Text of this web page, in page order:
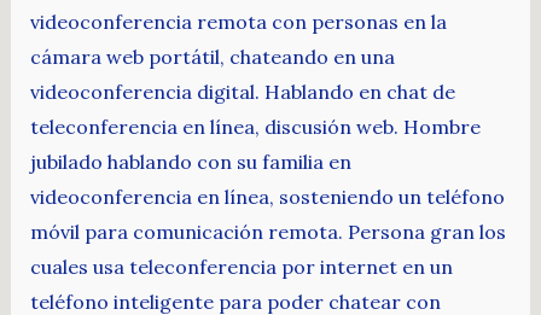
videoconferencia remota con personas en la
cámara web portátil, chateando en una
videoconferencia digital. Hablando en chat de
teleconferencia en línea, discusión web. Hombre
jubilado hablando con su familia en
videoconferencia en línea, sosteniendo un teléfono
móvil para comunicación remota. Persona gran los
cuales usa teleconferencia por internet en un
teléfono inteligente para poder chatear con